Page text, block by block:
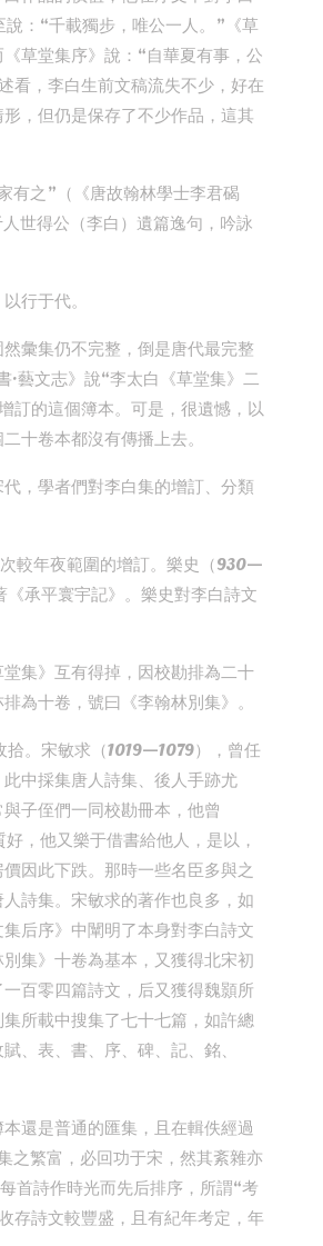
：“千載獨步，唯公一人。”《草
草堂集序》說：“自華夏有事，公
看，李白生前文稿流失不少，好在
，但仍是保存了不少作品，這其
有之”（《唐故翰林學士李君碣
世得公（李白）遺篇逸句，吟詠
行于代。
彙集仍不完整，倒是唐代最完整
·藝文志》說“李太白《草堂集》二
訂的這個簿本。可是，很遺憾，以
十卷本都沒有傳播上去。
，學者們對李白集的增訂、分類
較年夜範圍的增訂。樂史（930—
承平寰宇記》。樂史對李白詩文
集》互有得掉，因校勘排為二十
為十卷，號曰《李翰林別集》。
拾。宋敏求（1019—1079），曾任
中採集唐人詩集、後人手跡尤
子侄們一同校勘冊本，他曾
，他又樂于借書給他人，是以，
因此下跌。那時一些名臣多與之
詩集。宋敏求的著作也良多，如
后序》中闡明了本身對李白詩文
集》十卷為基本，又獲得北宋初
百零四篇詩文，后又獲得魏顥所
所載中搜集了七十七篇，如許總
、表、書、序、碑、記、銘、
還是普通的匯集，且在輯佚經過
之繁富，必回功于宋，然其紊雜亦
首詩作時光而先后排序，所謂“考
存詩文較豐盛，且有紀年考定，年